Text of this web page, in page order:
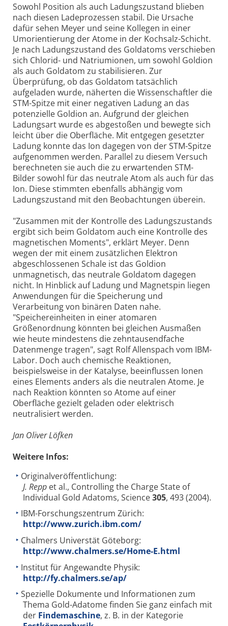
Sowohl Position als auch Ladungszustand blieben
nach diesen Ladeprozessen stabil. Die Ursache
dafür sehen Meyer und seine Kollegen in einer
Umorientierung der Atome in der Kochsalz-Schicht.
Je nach Ladungszustand des Goldatoms verschieben
sich Chlorid- und Natriumionen, um sowohl Goldion
als auch Goldatom zu stabilisieren. Zur
Überprüfung, ob das Goldatom tatsächlich
aufgeladen wurde, näherten die Wissenschaftler die
STM-Spitze mit einer negativen Ladung an das
potenzielle Goldion an. Aufgrund der gleichen
Ladungsart wurde es abgestoßen und bewegte sich
leicht über die Oberfläche. Mit entgegen gesetzter
Ladung konnte das Ion dagegen von der STM-Spitze
aufgenommen werden. Parallel zu diesem Versuch
berechneten sie auch die zu erwartenden STM-
Bilder sowohl für das neutrale Atom als auch für das
Ion. Diese stimmten ebenfalls abhängig vom
Ladungszustand mit den Beobachtungen überein.
"Zusammen mit der Kontrolle des Ladungszustands
ergibt sich beim Goldatom auch eine Kontrolle des
magnetischen Moments", erklärt Meyer. Denn
wegen der mit einem zusätzlichen Elektron
abgeschlossenen Schale ist das Goldion
unmagnetisch, das neutrale Goldatom dagegen
nicht. In Hinblick auf Ladung und Magnetspin liegen
Anwendungen für die Speicherung und
Verarbeitung von binären Daten nahe.
"Speichereinheiten in einer atomaren
Größenordnung könnten bei gleichen Ausmaßen
wie heute mindestens die zehntausendfache
Datenmenge tragen", sagt Rolf Allenspach vom IBM-
Labor. Doch auch chemische Reaktionen,
beispielsweise in der Katalyse, beeinflussen Ionen
eines Elements anders als die neutralen Atome. Je
nach Reaktion könnten so Atome auf einer
Oberfläche gezielt geladen oder elektrisch
neutralisiert werden.
Jan Oliver Löfken
Weitere Infos:
Originalveröffentlichung:
J. Repp et al., Controlling the Charge State of
Individual Gold Adatoms, Science305, 493 (2004).
IBM-Forschungszentrum Zürich:
http://www.zurich.ibm.com/
Chalmers Universtät Göteborg:
http://www.chalmers.se/Home-E.html
Institut für Angewandte Physik:
http://fy.chalmers.se/ap/
Spezielle Dokumente und Informationen zum
Thema Gold-Adatome finden Sie ganz einfach mit
der Findemaschine, z. B. in der Kategorie